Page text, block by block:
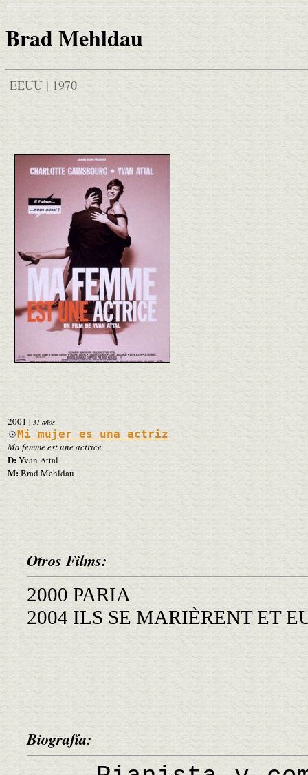
Brad Mehldau
EEUU | 1970
2001 | 31 años
Mi mujer es una actriz
Ma femme est une actrice
D:Yvan Attal
M:Brad Mehldau
Otros Films:
2000 PARIA
2004 ILS SE MARIÈRENT ET
Biografía: